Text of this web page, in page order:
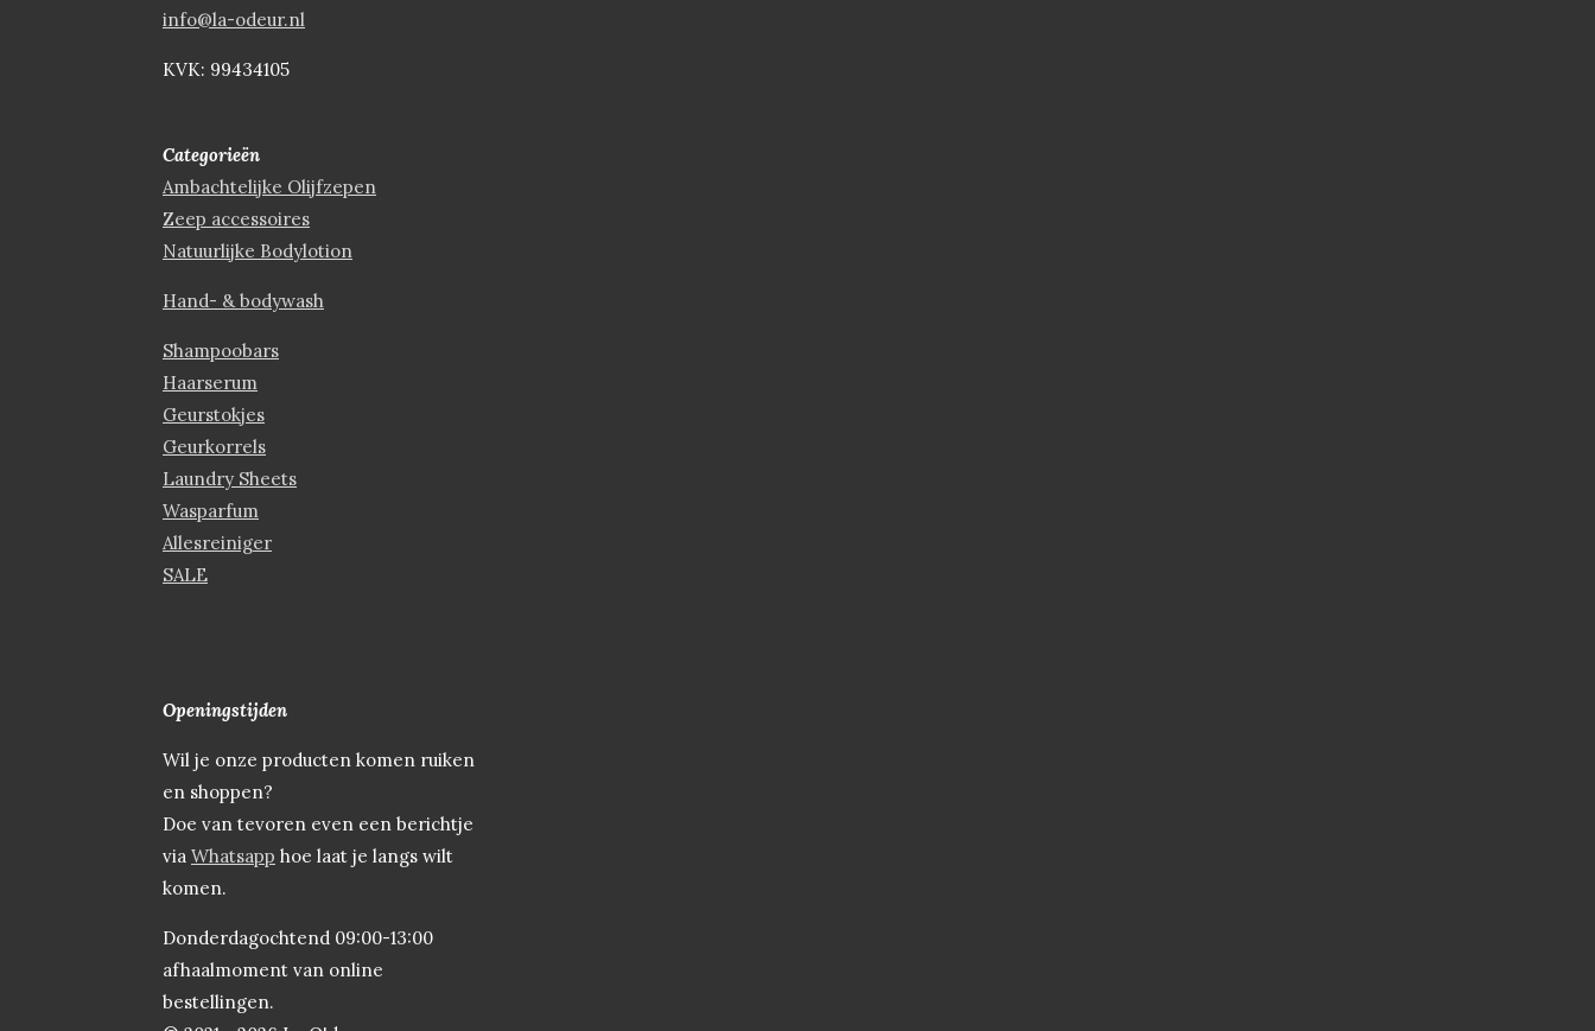
info@la-odeur.nl
KVK: 99434105
Categorieën
Ambachtelijke Olijfzepen
Zeep accessoires
Natuurlijke Bodylotion
Hand- & bodywash
Shampoobars
Haarserum
Geurstokjes
Geurkorrels
Laundry Sheets
Wasparfum
Allesreiniger
SALE
Openingstijden
Wil je onze producten komen ruiken
en shoppen?
Doe van tevoren even een berichtje
via Whatsapp hoe laat je langs wilt
komen.
Donderdagochtend 09:00-13:00
afhaalmoment van online
bestellingen.